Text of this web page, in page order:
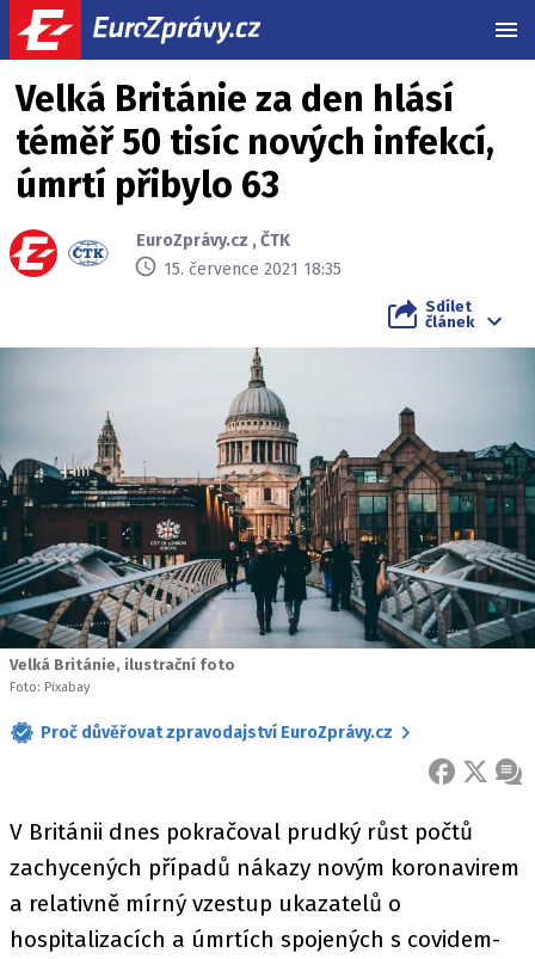
Velká Británie za den hlásí
téměř 50 tisíc nových infekcí,
úmrtí přibylo 63
EuroZprávy.cz ,ČTK
15. července 2021 18:35
Sdílet
článek
Velká Británie, ilustrační foto
Foto: Pixabay
Proč důvěřovat zpravodajství EuroZprávy.cz
FACEBOOK
X
V Británii dnes pokračoval prudký růst počtů
zachycených případů nákazy novým koronavirem
a relativně mírný vzestup ukazatelů o
hospitalizacích a úmrtích spojených s covidem-